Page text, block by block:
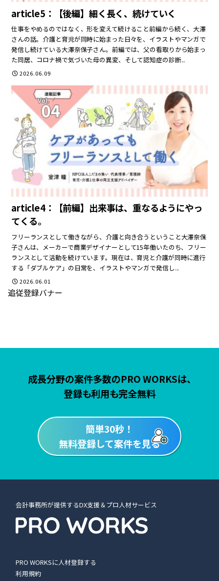
article5：【後編】細く長く、続けていく
仕事をやめるのではなく、形を変えて続けること前編から続く、大澤
さんの話。介護と育児が同時に始まった日々を、イラストやマンガで
発信し続けている大澤奈保子さん。前編では、父の看取りから始まっ
た同居、コロナ禍で気づいた母の異変、そして認知症の診断...
2026.06.09
article4：【前編】出来事は、重なるようにやっ
てくる。
フリーランスとして働きながら、介護と向き合うということ大澤奈保
子さんは、メーカーで商業デザイナーとして15年働いたのち、フリー
ランスとして活動を続けています。現在は、育児と介護が同時に進行
する「ダブルケア」の日常を、イラストやマンガで発信し...
2026.06.01
追従登録バナー
成長分野の案件多数のPRO WORKSは、
登録も利用も完全無料
簡単30秒！
無料登録して案件を見る
会計事務所が提供するDX支援＆プロ人材サービス
PRO WORKSに人材登録する
利用規約